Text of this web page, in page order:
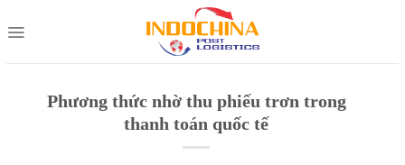
to
Phương thức nhờ thu phiếu trơn trong
thanh toán quốc tế